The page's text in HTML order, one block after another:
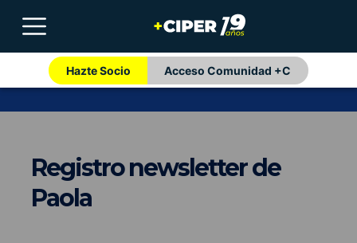
Hazte Socio Acceso Comunidad +C
Registro newsletter de
Paola